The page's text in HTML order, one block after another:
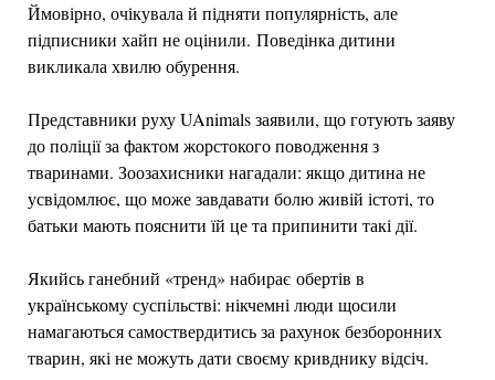
Ймовірно, очікувала й підняти популярність, але
підписники хайп не оцінили. Поведінка дитини
викликала хвилю обурення.
Представники руху UAnimals заявили, що готують заяву
до поліції за фактом жорстокого поводження з
тваринами. Зоозахисники нагадали: якщо дитина не
усвідомлює, що може завдавати болю живій істоті, то
батьки мають пояснити їй це та припинити такі дії.
Якийсь ганебний «тренд» набирає обертів в
українському суспільстві: нікчемні люди щосили
намагаються самоствердитись за рахунок безборонних
тварин, які не можуть дати своєму кривднику відсіч.